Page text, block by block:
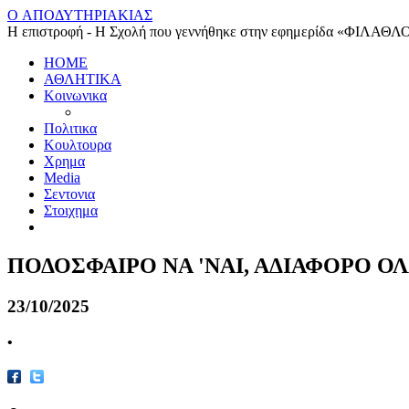
O ΑΠΟΔΥΤΗΡΙΑΚΙΑΣ
Η επιστροφή - Η Σχολή που γεννήθηκε στην εφημερίδα
HOME
ΑΘΛΗΤΙΚΑ
Κοινωνικα
Πολιτικα
Κουλτουρα
Χρημα
Media
Σεντονια
Στοιχημα
ΠΟΔΟΣΦΑΙΡΟ ΝΑ 'ΝΑΙ, ΑΔΙΑΦΟΡΟ
23/10/2025
•